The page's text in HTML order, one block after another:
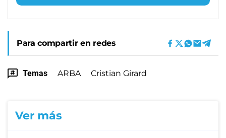
Para compartir en redes
Temas ARBA Cristian Girard
Ver más